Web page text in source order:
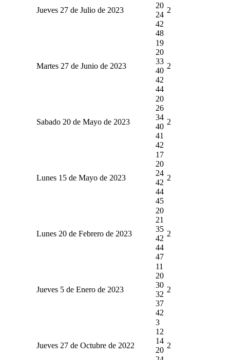
Jueves 27 de Julio de 2023
20
24
42
48
2
Martes 27 de Junio de 2023
19
20
33
40
42
44
2
Sabado 20 de Mayo de 2023
20
26
34
40
41
42
2
Lunes 15 de Mayo de 2023
17
20
24
42
44
45
2
Lunes 20 de Febrero de 2023
20
21
35
42
44
47
2
Jueves 5 de Enero de 2023
11
20
30
32
37
42
2
Jueves 27 de Octubre de 2022
3
12
14
20
2